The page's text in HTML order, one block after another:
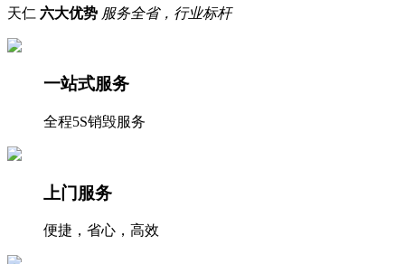
天仁 六大优势 服务全省，行业标杆
一站式服务
全程5S销毁服务
上门服务
便捷，省心，高效